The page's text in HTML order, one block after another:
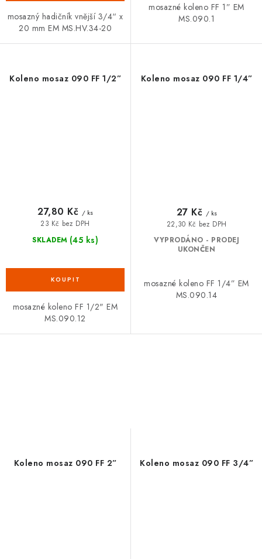
mosazný hadičník vnější 3/4“ x
20 mm EM MS.HV.34-20
mosazné koleno FF 1” EM
MS.090.1
Koleno mosaz 090 FF 1/2”
SKLADEM (45 ks)
23 Kč bez DPH
27,80 Kč / ks
mosazné koleno FF 1/2" EM
MS.090.12
Koleno mosaz 090 FF 1/4”
VYPRODÁNO - PRODEJ
UKONČEN
22,30 Kč bez DPH
27 Kč / ks
mosazné koleno FF 1/4” EM
MS.090.14
Koleno mosaz 090 FF 2” Koleno mosaz 090 FF 3/4”